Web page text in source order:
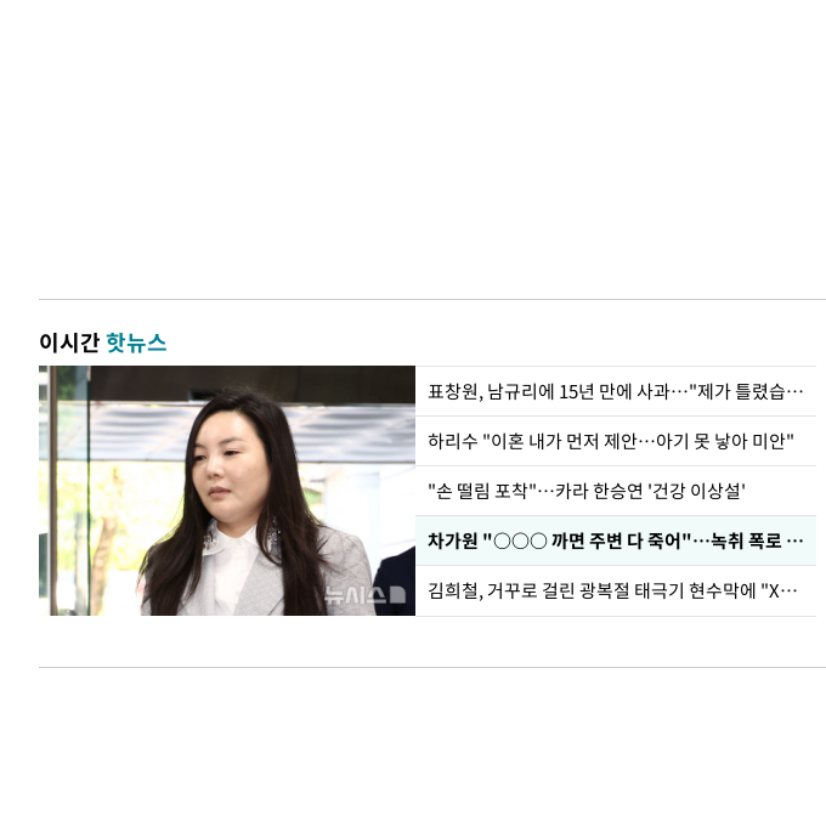
이시간핫뉴스
표창원, 남규리에 15년 만에 사과…"제가 틀렸습니다"
하리수 "이혼 내가 먼저 제안…아기 못 낳아 미안"
"손 떨림 포착"…카라 한승연 '건강 이상설'
차가원 "○○○ 까면 주변 다 죽어"…녹취 폭로 파장
김희철, 거꾸로 걸린 광복절 태극기 현수막에 "X돌았네"